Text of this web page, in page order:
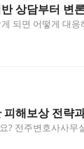
상담부터 변
되면 어떻게 대
해보상 전략
? 전주변호사사